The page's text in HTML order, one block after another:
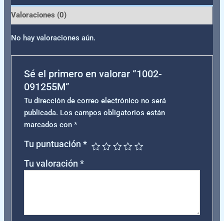
Valoraciones (0)
No hay valoraciones aún.
Sé el primero en valorar “1002-
091255M”
Tu dirección de correo electrónico no será
publicada. Los campos obligatorios están
marcados con *
Tu puntuación *
Tu valoración *